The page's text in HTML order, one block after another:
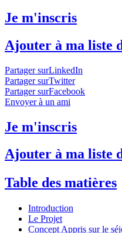
Je m'inscris
Ajouter à ma liste
Partager surLinkedIn
Partager surTwitter
Partager surFacebook
Envoyer à un ami
Je m'inscris
Ajouter à ma liste
Table des matières
Introduction
Le Projet
Concept Appris sur le